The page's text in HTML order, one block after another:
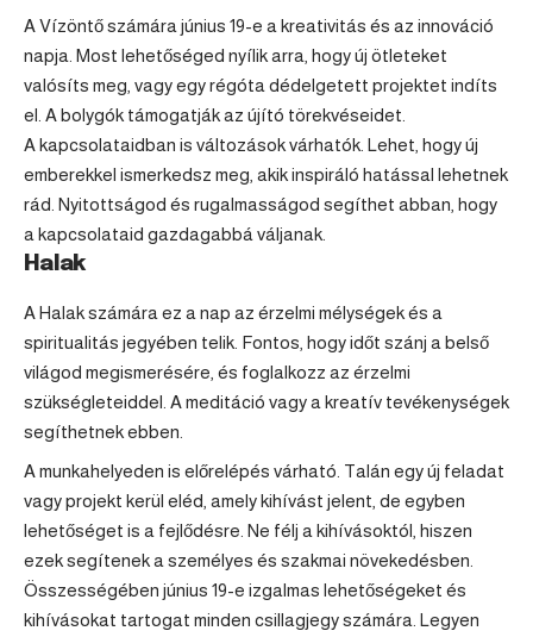
A Vízöntőszámára június 19-e a kreativitás és az innováció
napja. Most lehetőséged nyílik arra, hogy új ötleteket
valósíts meg, vagy egy régóta dédelgetett projektet indíts
el. A bolygók támogatják az újító törekvéseidet.
A kapcsolataidban is változások várhatók. Lehet, hogy új
emberekkel ismerkedsz meg, akik inspiráló hatással lehetnek
rád. Nyitottságod és rugalmasságod segíthet abban, hogy
a kapcsolataid gazdagabbá váljanak.
Halak
A Halakszámára ez a nap az érzelmi mélységek és a
spiritualitás jegyében telik. Fontos, hogy időt szánj a belső
világod megismerésére, és foglalkozz az érzelmi
szükségleteiddel. A meditáció vagy a kreatív tevékenységek
segíthetnek ebben.
A munkahelyeden is előrelépés várható. Talán egy új feladat
vagy projekt kerül eléd, amely kihívást jelent, de egyben
lehetőséget is a fejlődésre. Ne félj a kihívásoktól, hiszen
ezek segítenek a személyes és szakmai növekedésben.
Összességében június 19-e izgalmas lehetőségeket és
kihívásokat tartogat minden csillagjegy számára. Legyen